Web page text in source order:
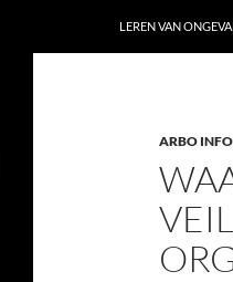
LEREN VAN
ARBO